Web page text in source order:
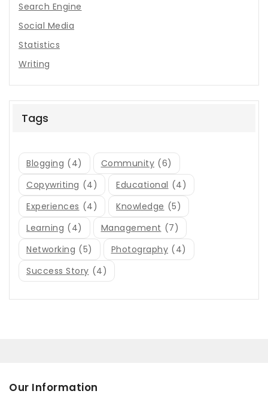
Search Engine
Social Media
Statistics
Writing
Tags
Blogging (4) Community (6)
Copywriting (4) Educational (4)
Experiences (4) Knowledge (5)
Learning (4) Management (7)
Networking (5) Photography (4)
Success Story (4)
Our Information